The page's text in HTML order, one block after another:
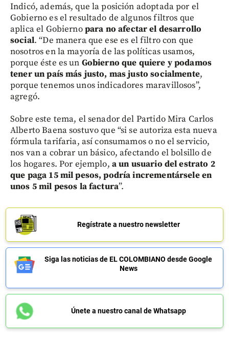
Indicó, además, que la posición adoptada por el
Gobierno es el resultado de algunos filtros que
aplica el Gobiernopara no afectar el desarrollo
social. “De manera que ese es el filtro con que
nosotros en la mayoría de las políticas usamos,
porque éste es un Gobierno que quiere y podamos
tener un país más justo, mas justo socialmente,
porque tenemos unos indicadores maravillosos”,
agregó.
Sobre este tema, el senador del Partido Mira Carlos
Alberto Baena sostuvo que “si se autoriza esta nueva
fórmula tarifaria, así consumamos o no el servicio,
nos van a cobrar un básico, afectando el bolsillo de
los hogares. Por ejemplo, a un usuario del estrato 2
que paga 15 mil pesos, podría incrementársele en
unos 5 mil pesos la factura”.
Regístrate a nuestro newsletter
Siga las noticias de EL COLOMBIANO desde Google
News
Únete a nuestro canal de Whatsapp